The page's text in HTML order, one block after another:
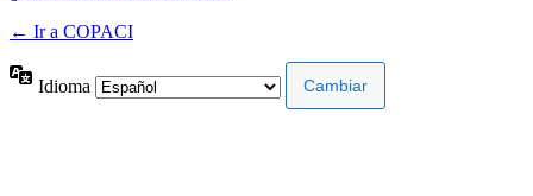
← Ir a COPACI
Idioma